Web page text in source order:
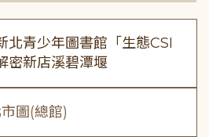
北青少年圖書館「生態CSI
密新店溪碧潭堰
圖(總館)